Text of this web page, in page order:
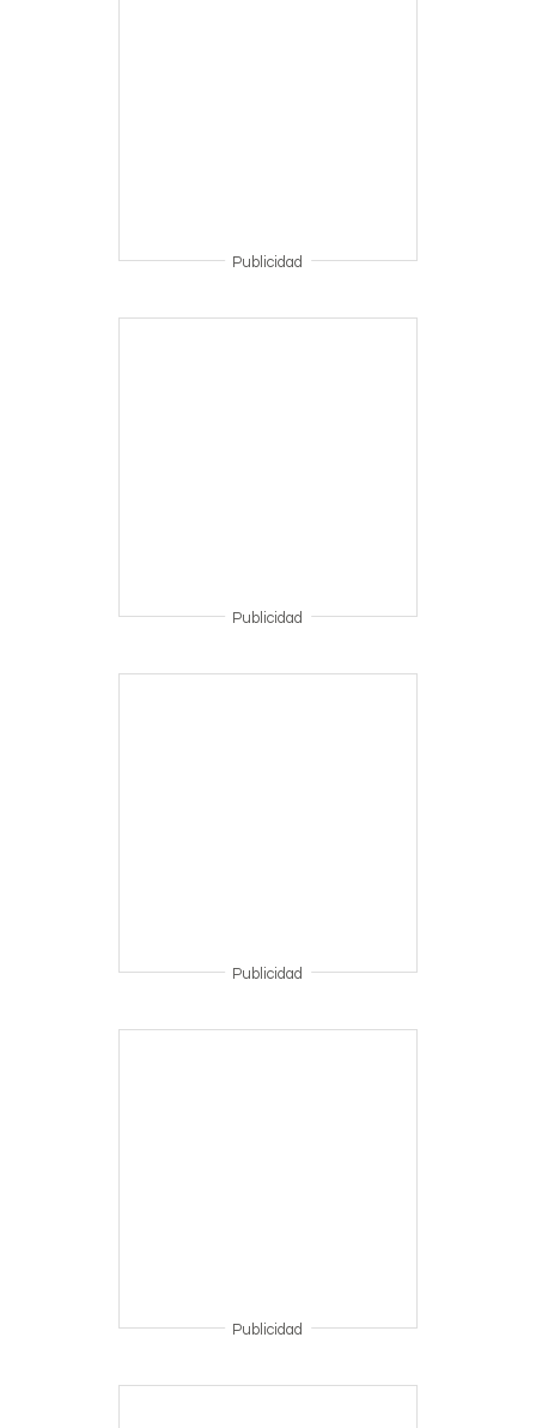
Publicidad
Publicidad
Publicidad
Publicidad